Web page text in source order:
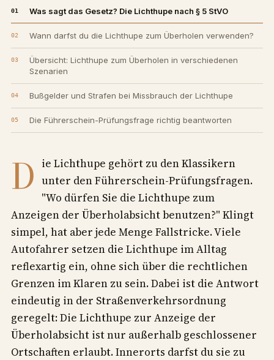
Was sagt das Gesetz? Die Lichthupe nach § 5 StVO
Wann darfst du die Lichthupe zum Überholen verwenden?
Übersicht: Lichthupe zum Überholen in verschiedenen
Szenarien
Bußgelder und Strafen bei Missbrauch der Lichthupe
Die Führerschein-Prüfungsfrage richtig beantworten
D ie Lichthupe gehört zu den Klassikern
unter den Führerschein-Prüfungsfragen.
"Wo dürfen Sie die Lichthupe zum
Anzeigen der Überholabsicht benutzen?" Klingt
simpel, hat aber jede Menge Fallstricke. Viele
Autofahrer setzen die Lichthupe im Alltag
reflexartig ein, ohne sich über die rechtlichen
Grenzen im Klaren zu sein. Dabei ist die Antwort
eindeutig in der Straßenverkehrsordnung
geregelt: Die Lichthupe zur Anzeige der
Überholabsicht ist nur außerhalb geschlossener
Ortschaften erlaubt. Innerorts darfst du sie zu